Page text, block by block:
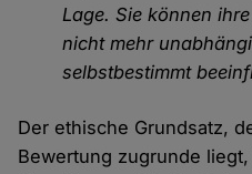
Lage. Sie können
nicht mehr
selbstbestimmt
Der ethische Grundsatz,
Bewertung zugrunde